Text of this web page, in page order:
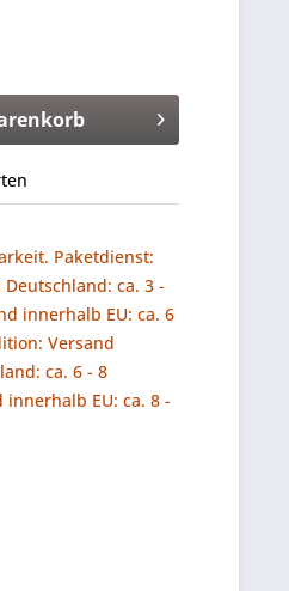
Paketdienst:
ca. 3 -
innerhalb EU: ca. 6
Versand
ca. 6 - 8
innerhalb EU: ca. 8 -